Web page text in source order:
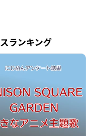
ランキング